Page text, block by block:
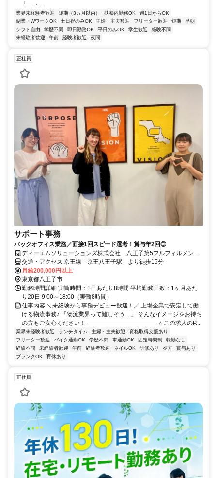
┗━・...
業界未経験者歓迎 短期（3ヵ月以内） 扶養内勤務OK
週1日からOK
副業・WワークOK
土日祝のみOK 主婦・主夫歓迎 フリーター歓迎 短期
早朝
シフト自由
学歴不問 即日勤務OK 平日のみOK 学生歓迎
経験不問
未経験者歓迎
午前 経験者歓迎 夜間
正社員
サポート事務
バックオフィス業務／面接1回スピード選考！賞与年2回◎
ディーエムソリューションズ株式会社 八王子第5フルフィルメント
センター
交通・アクセス 京王線「京王八王子駅」より徒歩15分
月給200,000円以上
東京都八王子市
勤務時間詳細 実働時間：1日あたり8時間 平均勤務日数：1ヶ月あた
り20日 9:00～18:00（実働8時間）
仕事内容 ＼未経験から事務デビュー歓迎！／ 上場企業で安定して働
ける物流事務♪ 「物流業界って難しそう…」 そんなイメージをお持ち
の方もご安心ください！ ━━━━━━━━━━━━ ⭐ この求人のP...
業界未経験者歓迎 ランチタイム 主婦・主夫歓迎
資格取得支援あり
フリーター歓迎
バイク通勤OK 学歴不問 車通勤OK 固定時間制
転勤なし
経験不問
未経験者歓迎 午前 経験者歓迎 ネイルOK 研修あり 夕方
賞与あり
ブランクOK
育休あり
正社員